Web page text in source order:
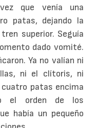
que venía una
patas, dejando la
superior. Seguía
dado vomité.
Ya no valían ni
ni el clítoris, ni
patas encima
el orden de los
había un pequeño